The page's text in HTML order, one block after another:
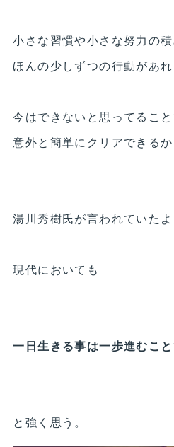
小さな習慣や小さな努力の
ほんの少しずつの行動があれ
今はできないと思ってるこ
意外と簡単にクリアできるか
湯川秀樹氏が言われていたよ
現代においても
一日生きる事は一歩進むこ
と強く思う。